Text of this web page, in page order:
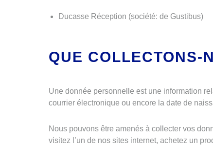
Ducasse Réception (société: de Gustibus)
QUE COLLECTONS-
Une donnée personnelle est une information
courrier électronique ou encore la date de
Nous pouvons être amenés à collecter vos
visitez l’un de nos sites internet, achetez un